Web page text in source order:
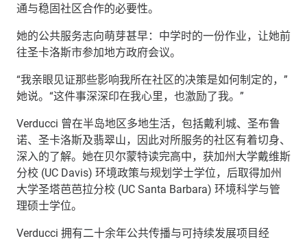
通与稳固社区合作的必要性。
她的公共服务志向萌芽甚早：中学时的一份作业，让她前
往圣卡洛斯市参加地方政府会议。
“我亲眼见证那些影响我所在社区的决策是如何制定的，”
她说。“这件事深深印在我心里，也激励了我。”
Verducci 曾在半岛地区多地生活，包括戴利城、圣布鲁
诺、圣卡洛斯及翡翠山，因此对所服务的社区有着切身、
深入的了解。她在贝尔蒙特读完高中，获加州大学戴维斯
分校 (UC Davis) 环境政策与规划学士学位，后取得加州
大学圣塔芭芭拉分校 (UC Santa Barbara) 环境科学与管
理硕士学位。
Verducci 拥有二十余年公共传播与可持续发展项目经